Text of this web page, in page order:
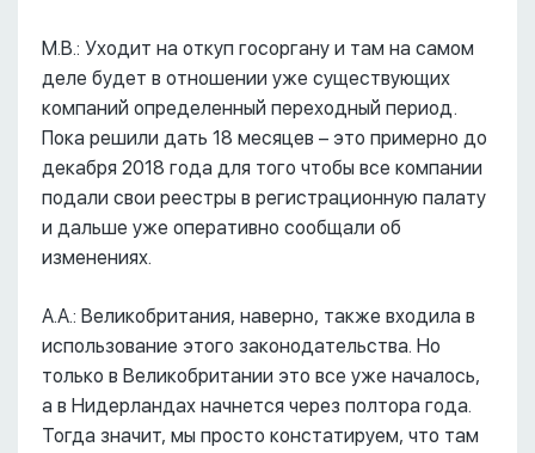
М.В.: Уходит на откуп госоргану и там на самом
деле будет в отношении уже существующих
компаний определенный переходный период.
Пока решили дать 18 месяцев – это примерно до
декабря 2018 года для того чтобы все компании
подали свои реестры в регистрационную палату
и дальше уже оперативно сообщали об
изменениях.
А.А.: Великобритания, наверно, также входила в
использование этого законодательства. Но
только в Великобритании это все уже началось,
а в Нидерландах начнется через полтора года.
Тогда значит, мы просто констатируем, что там